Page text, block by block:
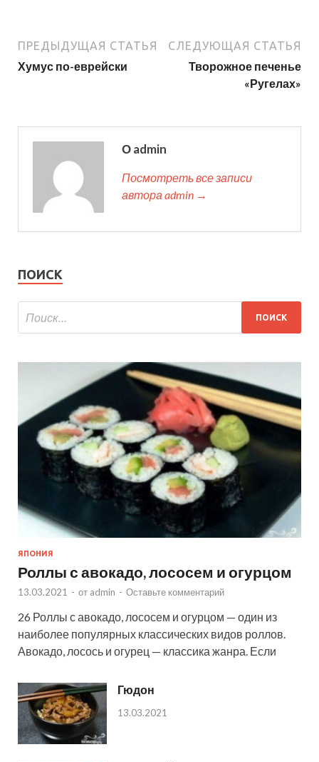
ПРЕДЫДУЩАЯ СТАТЬЯ
Хумус по-еврейски
СЛЕДУЮЩАЯ СТАТЬЯ
Творожное печенье
«Ругелах»
О admin
Посмотреть все записи
автора admin →
ПОИСК
ЯПОНИЯ
Роллы с авокадо, лососем и огурцом
13.03.2021 - от admin - Оставьте комментарий
26 Роллы с авокадо, лососем и огурцом — один из
наиболее популярных классических видов роллов.
Авокадо, лосось и огурец — классика жанра. Если
Гюдон
13.03.2021